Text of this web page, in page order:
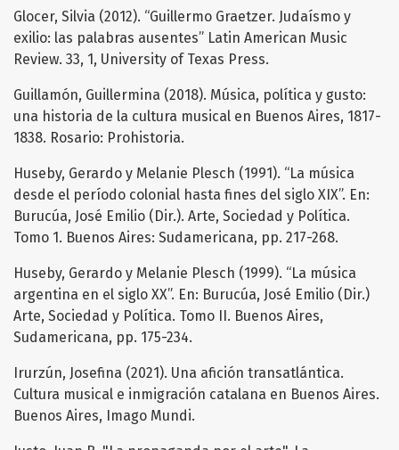
Glocer, Silvia (2012). “Guillermo Graetzer. Judaísmo y
exilio: las palabras ausentes” Latin American Music
Review. 33, 1, University of Texas Press.
Guillamón, Guillermina (2018). Música, política y gusto:
una historia de la cultura musical en Buenos Aires, 1817-
1838. Rosario: Prohistoria.
Huseby, Gerardo y Melanie Plesch (1991). “La música
desde el período colonial hasta fines del siglo XIX”. En:
Burucúa, José Emilio (Dir.). Arte, Sociedad y Política.
Tomo 1. Buenos Aires: Sudamericana, pp. 217-268.
Huseby, Gerardo y Melanie Plesch (1999). “La música
argentina en el siglo XX”. En: Burucúa, José Emilio (Dir.)
Arte, Sociedad y Política. Tomo II. Buenos Aires,
Sudamericana, pp. 175-234.
Irurzún, Josefina (2021). Una afición transatlántica.
Cultura musical e inmigración catalana en Buenos Aires.
Buenos Aires, Imago Mundi.